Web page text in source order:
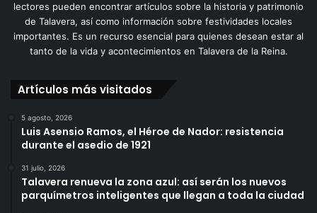
lectores pueden encontrar artículos sobre la historia y patrimonio
de Talavera, así como información sobre festividades locales
importantes. Es un recurso esencial para quienes desean estar al
tanto de la vida y acontecimientos en Talavera de la Reina.
Artículos más visitados
5 agosto, 2026
Luis Asensio Ramos, el Héroe de Nador: resistencia
durante el asedio de 1921
31 julio, 2026
Talavera renueva la zona azul: así serán los nuevos
parquímetros inteligentes que llegan a toda la ciudad